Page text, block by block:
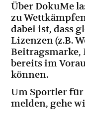
Über DokuMe
zu
dabei ist, dass
Lizenzen (z.B.
bereits im
können.
Um Sportler
melden, gehe